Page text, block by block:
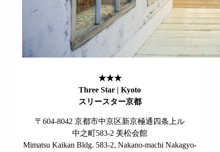
★★★
Three Star | Kyoto
スリースター京都
〒604-8042 京都市中京区新京極通四条上ル
中之町583-2 美松会館
Mimatsu Kaikan Bldg. 583-2, Nakano-machi Nakagyo-